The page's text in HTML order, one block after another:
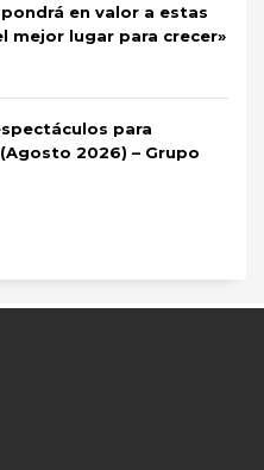
en valor a estas
mejor lugar para crecer»
para
2026) – Grupo